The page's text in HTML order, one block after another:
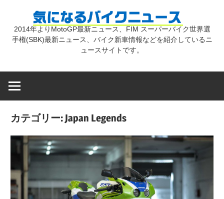
気
バ
イ
2014年よりMotoGP最新ニュース、FIM スーパーバイク世界選
手権(SBK)最新ニュース、バイク新車情報などを紹介しているニ
ュースサイトです。
カテゴリー:Japan Legends